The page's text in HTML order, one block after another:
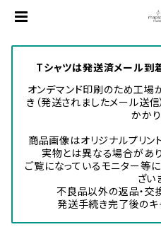
Tシャツは発送済メール到
オンデマンド印刷のため工場
き（発送されましたメール送
かかり
商品画像はオリジナルプリン
実物とは異なる場合があ
ご覧になっているモニター等
ざい
不良品以外の返品・交
発送手続き完了後のキ